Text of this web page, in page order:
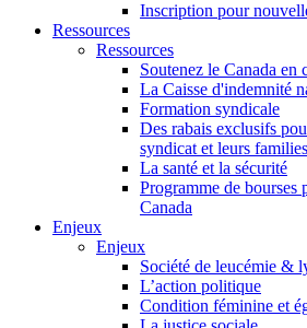
Inscription pour
Ressources
Ressources
Soutenez le Canada en
La Caisse d'indemnité
Formation syndicale
Des rabais exclusifs
syndicat et leurs families
La santé et la sécurité
Programme de
Canada
Enjeux
Enjeux
Société de leucémie &
L’action politique
Condition féminine et